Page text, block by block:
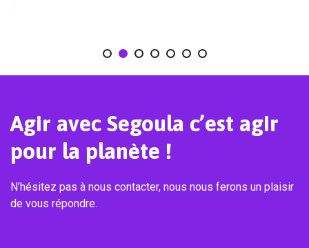
Agir avec Segoula c’est agir
pour la planète !
N’hésitez pas à nous contacter, nous nous ferons un plaisir
de vous répondre.